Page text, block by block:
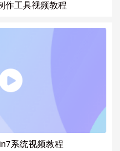
作工具视频教程
系统视频教程